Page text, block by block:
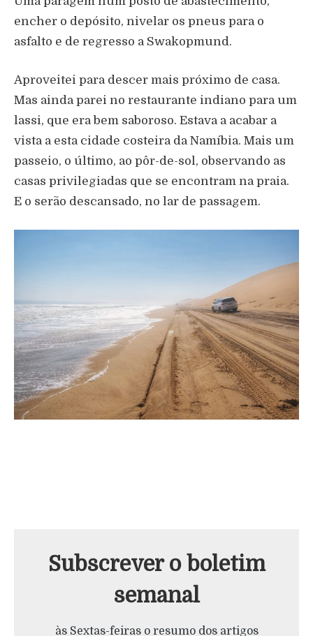
encher o depósito, nivelar os pneus para o
asfalto e de regresso a Swakopmund.
Aproveitei para descer mais próximo de casa.
Mas ainda parei no restaurante indiano para um
lassi, que era bem saboroso. Estava a acabar a
vista a esta cidade costeira da Namíbia. Mais um
passeio, o último, ao pôr-de-sol, observando as
casas privilegiadas que se encontram na praia.
E o serão descansado, no lar de passagem.
Subscrever o boletim
semanal
às Sextas-feiras o resumo dos artigos